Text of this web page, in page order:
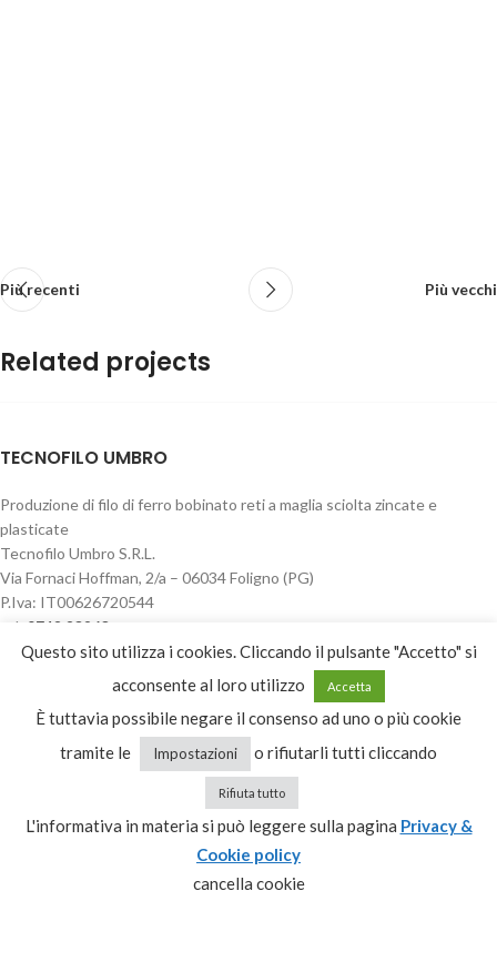
Più recenti Più vecchi
Related projects
Furniture
Netus eu mollis hac dignis
TECNOFILO UMBRO
Produzione di filo di ferro bobinato reti a maglia sciolta zincate e
plasticate
Tecnofilo Umbro S.R.L.
Via Fornaci Hoffman, 2/a – 06034 Foligno (PG)
P.Iva: IT00626720544
tel: 0742 23968
fax: 0742 329 210
Privacy & Cookie policy
Questo sito utilizza i cookies. Cliccando il pulsante "Accetto" si
acconsente al loro utilizzo
Accetta
È tuttavia possibile negare il consenso ad uno o più cookie
tramite le
Impostazioni o rifiutarli tutti cliccando
Rifiuta tutto
L'informativa in materia si può leggere sulla pagina Privacy &
Cookie policy
cancella cookie